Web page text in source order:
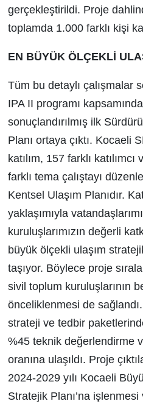
gerçekleştirildi. Proje
toplamda 1.000 farklı kişi
EN BÜYÜK ÖLÇEKLİ
Tüm bu detaylı çalışmalar
IPA II programı
sonuçlandırılmış ilk
Planı ortaya çıktı. Kocaeli
katılım, 157 farklı
farklı tema çalıştayı
Kentsel Ulaşım Planıdır.
yaklaşımıyla
kuruluşlarımızın değerli
büyük ölçekli ulaşım
taşıyor. Böylece proje
sivil toplum kuruluşlarının
önceliklenmesi de
strateji ve tedbir
%45 teknik değerlendirme
oranına ulaşıldı. Proje
2024-2029 yılı Kocaeli
Stratejik Planı’na